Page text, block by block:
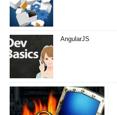
AngularJS